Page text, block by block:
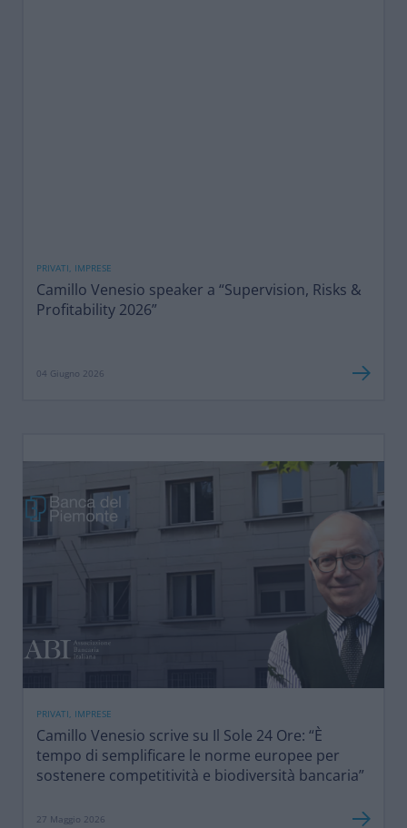
PRIVATI, IMPRESE
Camillo Venesio speaker a “Supervision, Risks &
Profitability 2026”
04 Giugno 2026
PRIVATI, IMPRESE
Camillo Venesio scrive su Il Sole 24 Ore: “È
tempo di semplificare le norme europee per
sostenere competitività e biodiversità bancaria”
27 Maggio 2026